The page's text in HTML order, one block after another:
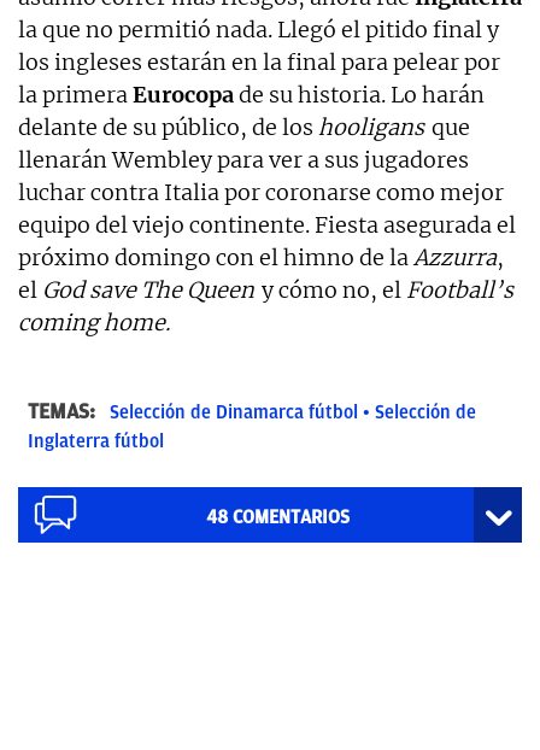
la que no permitió nada. Llegó el pitido final y
los ingleses estarán en la final para pelear por
la primeraEurocopade su historia. Lo harán
delante de su público, de los hooligans que
llenarán Wembley para ver a sus jugadores
luchar contra Italia por coronarse como mejor
equipo del viejo continente. Fiesta asegurada el
próximo domingo con el himno de laAzzurra,
el God save The Queen y cómo no, el Football’s
coming home.
TEMAS: Selección de Dinamarca fútbol
Selección de
Inglaterra fútbol
48 COMENTARIOS